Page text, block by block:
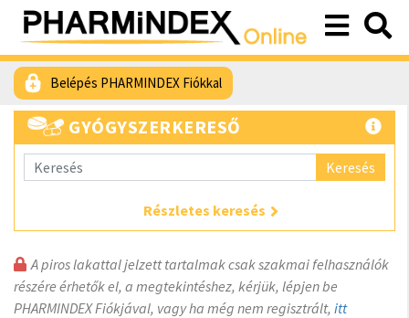
Belépés PHARMINDEX Fiókkal
GYÓGYSZERKERESŐ
Keresés
Részletes keresés
A piros lakattal jelzett tartalmak csak szakmai felhasználók
részére érhetők el, a megtekintéshez, kérjük, lépjen be
PHARMINDEX Fiókjával, vagy ha még nem regisztrált, itt